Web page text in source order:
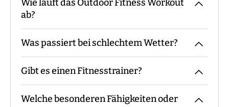
Wie läuft das Outdoor Fitness Workout
ab?
Der Fitnesstrainer kommt mit den
Materialien zum vereinbarten Treffpunkt,
macht die Begrüßung sowie ggf. die
Gruppeneinteilung. Danach erfolgt eine
Einweisung in Materialien und Ablauf,
Was passiert bei schlechtem Wetter?
Das Event findet grundsätzlich bei jedem
Wetter statt. Eine Ausnahme bildet eine
amtliche Unwetterwarnung.
Gibt es einen Fitnesstrainer?
Bei unserem Outdoor Fitness Workout ist
Welche besonderen Fähigkeiten oder